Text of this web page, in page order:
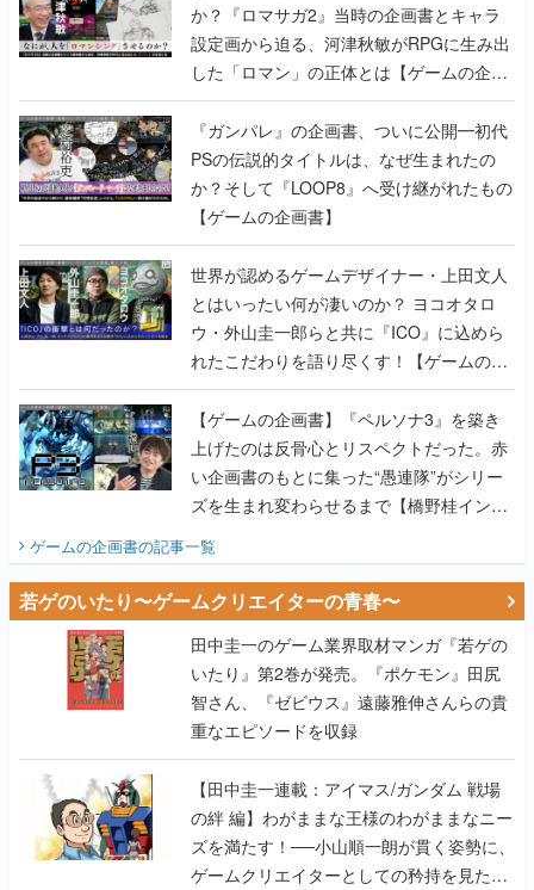
か？『ロマサガ2』当時の企画書とキャラ
設定画から迫る、河津秋敏がRPGに生み出
した「ロマン」の正体とは【ゲームの企画
書】
『ガンパレ』の企画書、ついに公開━初代
PSの伝説的タイトルは、なぜ生まれたの
か？そして『LOOP8』へ受け継がれたもの
【ゲームの企画書】
世界が認めるゲームデザイナー・上田文人
とはいったい何が凄いのか？ ヨコオタロ
ウ・外山圭一郎らと共に『ICO』に込めら
れたこだわりを語り尽くす！【ゲームの企
画書】
【ゲームの企画書】『ペルソナ3』を築き
上げたのは反骨心とリスペクトだった。赤
い企画書のもとに集った“愚連隊”がシリー
ズを生まれ変わらせるまで【橋野桂インタ
ビュー】
ゲームの企画書の記事一覧
若ゲのいたり〜ゲームクリエイターの青春〜
田中圭一のゲーム業界取材マンガ『若ゲの
いたり』第2巻が発売。『ポケモン』田尻
智さん、『ゼビウス』遠藤雅伸さんらの貴
重なエピソードを収録
【田中圭一連載：アイマス/ガンダム 戦場
の絆 編】わがままな王様のわがままなニー
ズを満たす！──小山順一朗が貫く姿勢に、
ゲームクリエイターとしての矜持を見た